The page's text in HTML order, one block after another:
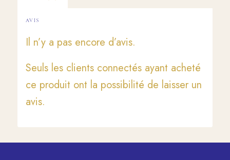
AVIS
Il n’y a pas encore d’avis.
Seuls les clients connectés ayant acheté
ce produit ont la possibilité de laisser un
avis.